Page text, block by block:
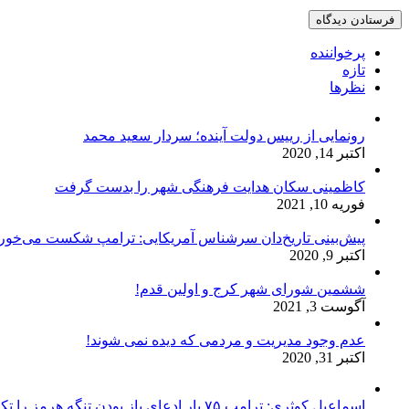
پرخواننده
تازه
نظرها
رونمایی از رییس دولت آینده؛ سردار سعید محمد
اکتبر 14, 2020
کاظمینی سکان هدایت فرهنگی شهر را بدست گرفت
فوریه 10, 2021
پیش‌بینی تاریخ‌دان سرشناس آمریکایی: ترامپ شکست
اکتبر 9, 2020
ششمین شورای شهر کرج و اولین قدم!
آگوست 3, 2021
عدم وجود مدیریت و مردمی که دیده نمی شوند!
اکتبر 31, 2020
اسماعیل کوثری: ترامپ ۷۵ بار ادعای باز بودن تنگه هرمز را تکرار کرده